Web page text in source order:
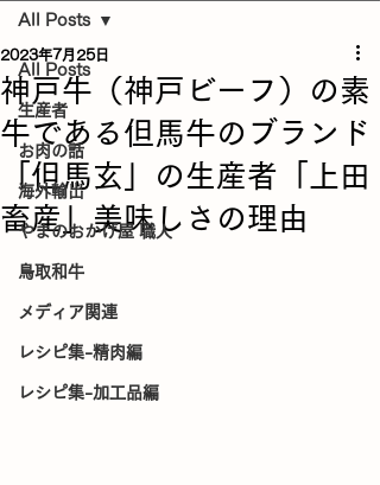
All Posts
生産者
お肉の話
海外輸出
やまのおかげ屋 職人
鳥取和牛
メディア関連
レシピ集-精肉編
レシピ集-加工品編
All Posts
神戸牛（神戸ビーフ）の素
牛である但馬牛のブランド
「但馬玄」の生産者「上田
畜産」美味しさの理由
2023年7月25日